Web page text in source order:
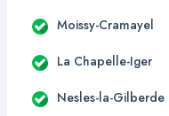
Moissy-Cramayel
La Chapelle-Iger
Nesles-la-Gilberde